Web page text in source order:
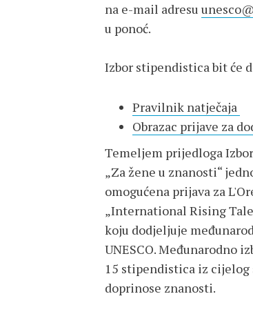
na e-mail adresu
u ponoć.
Izbor stipendistica bit će
Pravilnik natječaja
Obrazac prijave za
Temeljem prijedloga
„Za žene u znanosti“
omogućena prijava za
„International Rising
koju dodjeljuje
UNESCO. Međunarodno
15 stipendistica iz
doprinose znanosti.